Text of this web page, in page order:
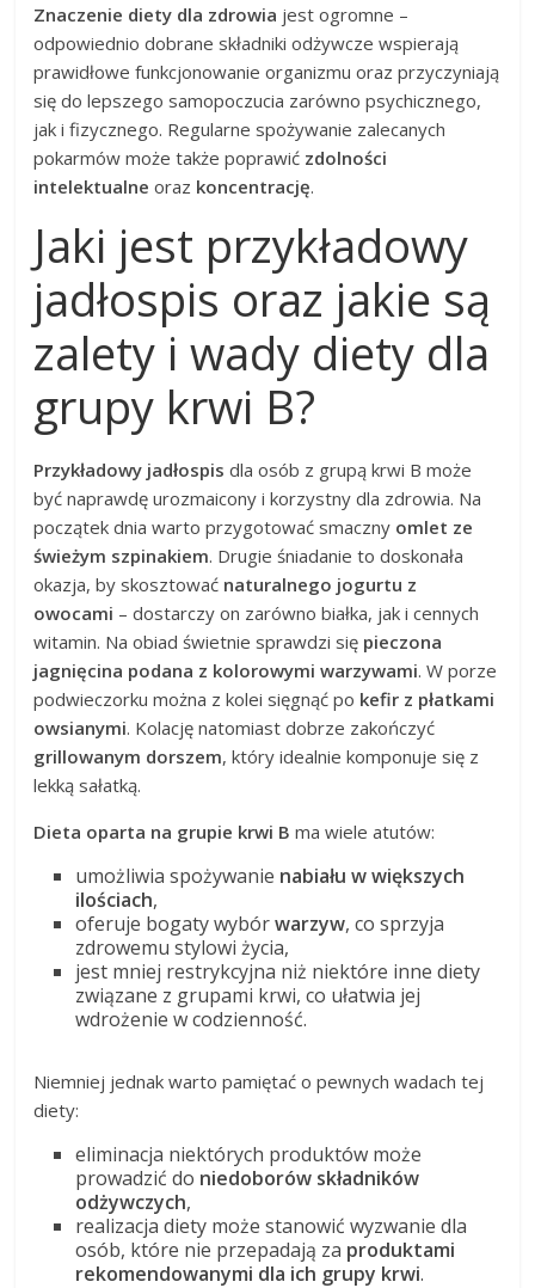
Znaczenie diety dla zdrowia jest ogromne –
odpowiednio dobrane składniki odżywcze wspierają
prawidłowe funkcjonowanie organizmu oraz przyczyniają
się do lepszego samopoczucia zarówno psychicznego,
jak i fizycznego. Regularne spożywanie zalecanych
pokarmów może także poprawić zdolności
intelektualne oraz koncentrację.
Jaki jest przykładowy
jadłospis oraz jakie są
zalety i wady diety dla
grupy krwi B?
Przykładowy jadłospis dla osób z grupą krwi B może
być naprawdę urozmaicony i korzystny dla zdrowia. Na
początek dnia warto przygotować smaczny omlet ze
świeżym szpinakiem. Drugie śniadanie to doskonała
okazja, by skosztować naturalnego jogurtu z
owocami – dostarczy on zarówno białka, jak i cennych
witamin. Na obiad świetnie sprawdzi się pieczona
jagnięcina podana z kolorowymi warzywami. W porze
podwieczorku można z kolei sięgnąć po kefir z płatkami
owsianymi. Kolację natomiast dobrze zakończyć
grillowanym dorszem, który idealnie komponuje się z
lekką sałatką.
Dieta oparta na grupie krwi B ma wiele atutów:
umożliwia spożywanie nabiału w większych
ilościach,
oferuje bogaty wybórwarzyw, co sprzyja
zdrowemu stylowi życia,
jest mniej restrykcyjna niż niektóre inne diety
związane z grupami krwi, co ułatwia jej
wdrożenie w codzienność.
Niemniej jednak warto pamiętać o pewnych wadach tej
diety:
eliminacja niektórych produktów może
prowadzić do niedoborów składników
odżywczych,
realizacja diety może stanowić wyzwanie dla
osób, które nie przepadają za produktami
rekomendowanymi dla ich grupy krwi.